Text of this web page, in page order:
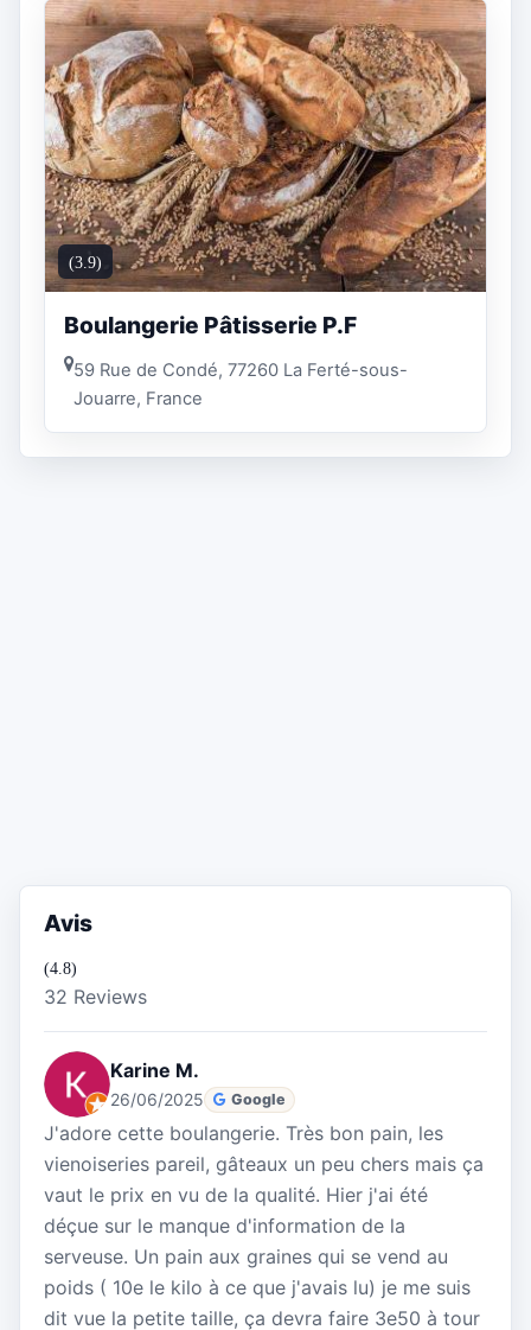
(3.9)
Boulangerie Pâtisserie P.F
59 Rue de Condé, 77260 La Ferté-sous-
Jouarre, France
Avis
(4.8)
32 Reviews
Karine M.
26/06/2025 Google
J'adore cette boulangerie. Très bon pain, les
vienoiseries pareil, gâteaux un peu chers mais ça
vaut le prix en vu de la qualité. Hier j'ai été
déçue sur le manque d'information de la
serveuse. Un pain aux graines qui se vend au
poids ( 10e le kilo à ce que j'avais lu) je me suis
dit vue la petite taille, ça devra faire 3e50 à tour